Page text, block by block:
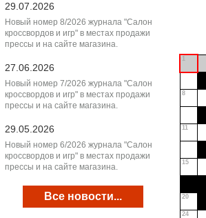
29.07.2026
Новый номер 8/2026 журнала "Салон
кроссвордов и игр" в местах продажи
прессы и на сайте магазина.
27.06.2026
Новый номер 7/2026 журнала "Салон
кроссвордов и игр" в местах продажи
прессы и на сайте магазина.
29.05.2026
Новый номер 6/2026 журнала "Салон
кроссвордов и игр" в местах продажи
прессы и на сайте магазина.
Все новости...
1
8
11
15
20
24